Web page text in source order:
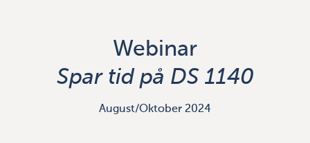
Webinar
Spar tid på DS 1140
August/Oktober 2024